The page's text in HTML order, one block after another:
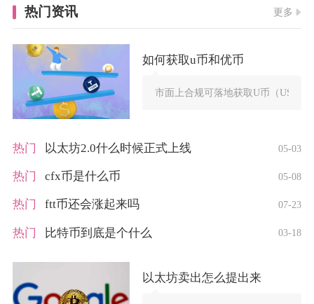
热门资讯 更多
如何获取u币和优币
市面上合规可落地获取U币（USDT
热门 以太坊2.0什么时候正式上线 05-03
热门 cfx币是什么币 05-08
热门 ftt币还会涨起来吗 07-23
热门 比特币到底是个什么 03-18
以太坊卖出怎么提出来